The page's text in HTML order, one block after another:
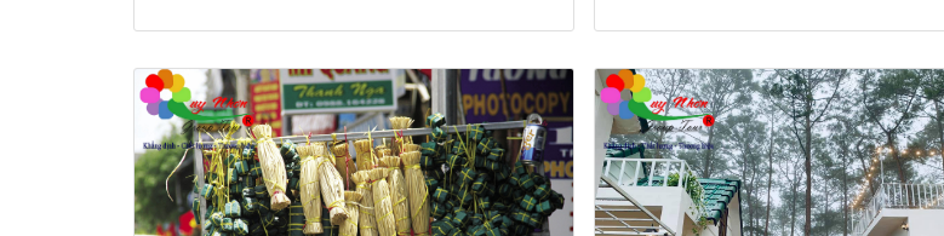
Khách sạn Money Fine Quy Nhơn Khách sạn Money Fine Quy Nhơn